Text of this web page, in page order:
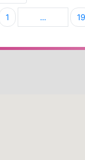
Página
1 ...Páginas 19